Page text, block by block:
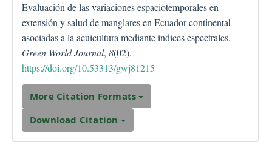
Evaluación de las variaciones espaciotemporales en
extensión y salud de manglares en Ecuador continental
asociadas a la acuicultura mediante índices espectrales.
Green World Journal, 8(02).
https://doi.org/10.53313/gwj81215
More Citation Formats
Download Citation